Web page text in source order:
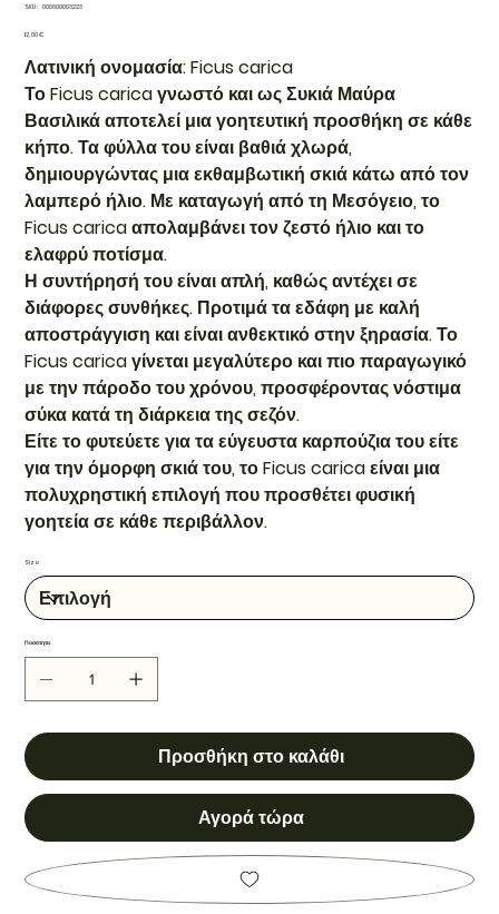
SKU: SKU
000600003223
Τιμή
12,00 €
Λατινική ονομασία: Ficus carica
Το Ficus carica γνωστό και ως Συκιά Μαύρα
Βασιλικά αποτελεί μια γοητευτική προσθήκη σε κάθε
κήπο. Τα φύλλα του είναι βαθιά χλωρά,
δημιουργώντας μια εκθαμβωτική σκιά κάτω από τον
λαμπερό ήλιο. Με καταγωγή από τη Μεσόγειο, το
Ficus carica απολαμβάνει τον ζεστό ήλιο και το
ελαφρύ ποτίσμα.
Η συντήρησή του είναι απλή, καθώς αντέχει σε
διάφορες συνθήκες. Προτιμά τα εδάφη με καλή
αποστράγγιση και είναι ανθεκτικό στην ξηρασία. Το
Ficus carica γίνεται μεγαλύτερο και πιο παραγωγικό
με την πάροδο του χρόνου, προσφέροντας νόστιμα
σύκα κατά τη διάρκεια της σεζόν.
Είτε το φυτεύετε για τα εύγευστα καρπούζια του είτε
για την όμορφη σκιά του, το Ficus carica είναι μια
πολυχρηστική επιλογή που προσθέτει φυσική
γοητεία σε κάθε περιβάλλον.
Size
Ποσότητα
Προσθήκη στο καλάθι
Αγορά τώρα